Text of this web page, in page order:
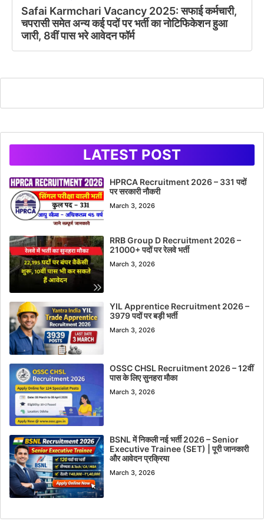
Safai Karmchari Vacancy 2025: सफाई कर्मचारी,
चपरासी समेत अन्य कई पदों पर भर्ती का नोटिफिकेशन हुआ
जारी, 8वीं पास भरे आवेदन फॉर्म
LATEST POST
HPRCA Recruitment 2026 – 331 पदों
पर सरकारी नौकरी
March 3, 2026
RRB Group D Recruitment 2026 –
21000+ पदों पर रेलवे भर्ती
March 3, 2026
YIL Apprentice Recruitment 2026 –
3979 पदों पर बड़ी भर्ती
March 3, 2026
OSSC CHSL Recruitment 2026 – 12वीं
पास के लिए सुनहरा मौका
March 3, 2026
BSNL में निकली नई भर्ती 2026 – Senior
Executive Trainee (SET) | पूरी जानकारी
और आवेदन प्रक्रिया
March 3, 2026